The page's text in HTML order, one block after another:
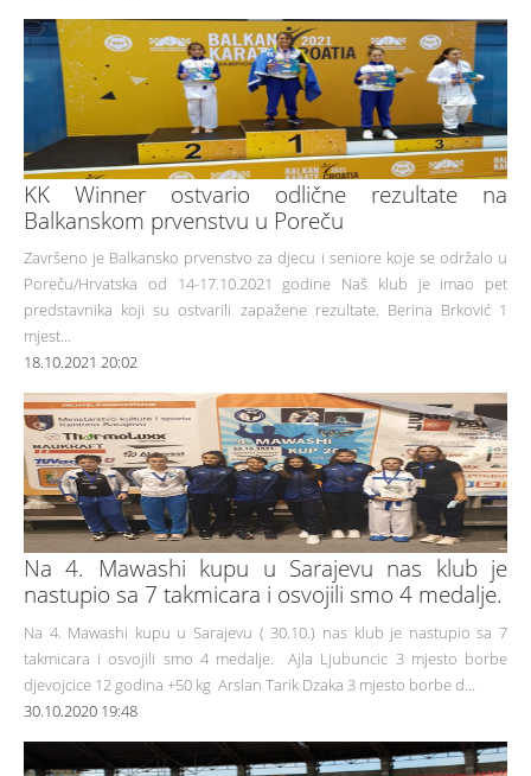
KK Winner ostvario odlične rezultate na
Balkanskom prvenstvu u Poreču
Završeno je Balkansko prvenstvo za djecu i seniore koje se održalo u
Poreču/Hrvatska od 14-17.10.2021 godine Naš klub je imao pet
predstavnika koji su ostvarili zapažene rezultate. Berina Brković 1
mjest...
18.10.2021 20:02
Na 4. Mawashi kupu u Sarajevu nas klub je
nastupio sa 7 takmicara i osvojili smo 4 medalje.
Na 4. Mawashi kupu u Sarajevu ( 30.10.) nas klub je nastupio sa 7
takmicara i osvojili smo 4 medalje. Ajla Ljubuncic 3 mjesto borbe
djevojcice 12 godina +50 kg Arslan Tarik Dzaka 3 mjesto borbe d...
30.10.2020 19:48